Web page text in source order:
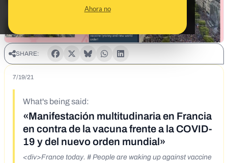
Ahora no
SHARE:
7/19/21
What's being said:
«Manifestación multitudinaria en Francia
en contra de la vacuna frente a la COVID-
19 y del nuevo orden mundial»
<div>France today. # People are waking up against vaccine